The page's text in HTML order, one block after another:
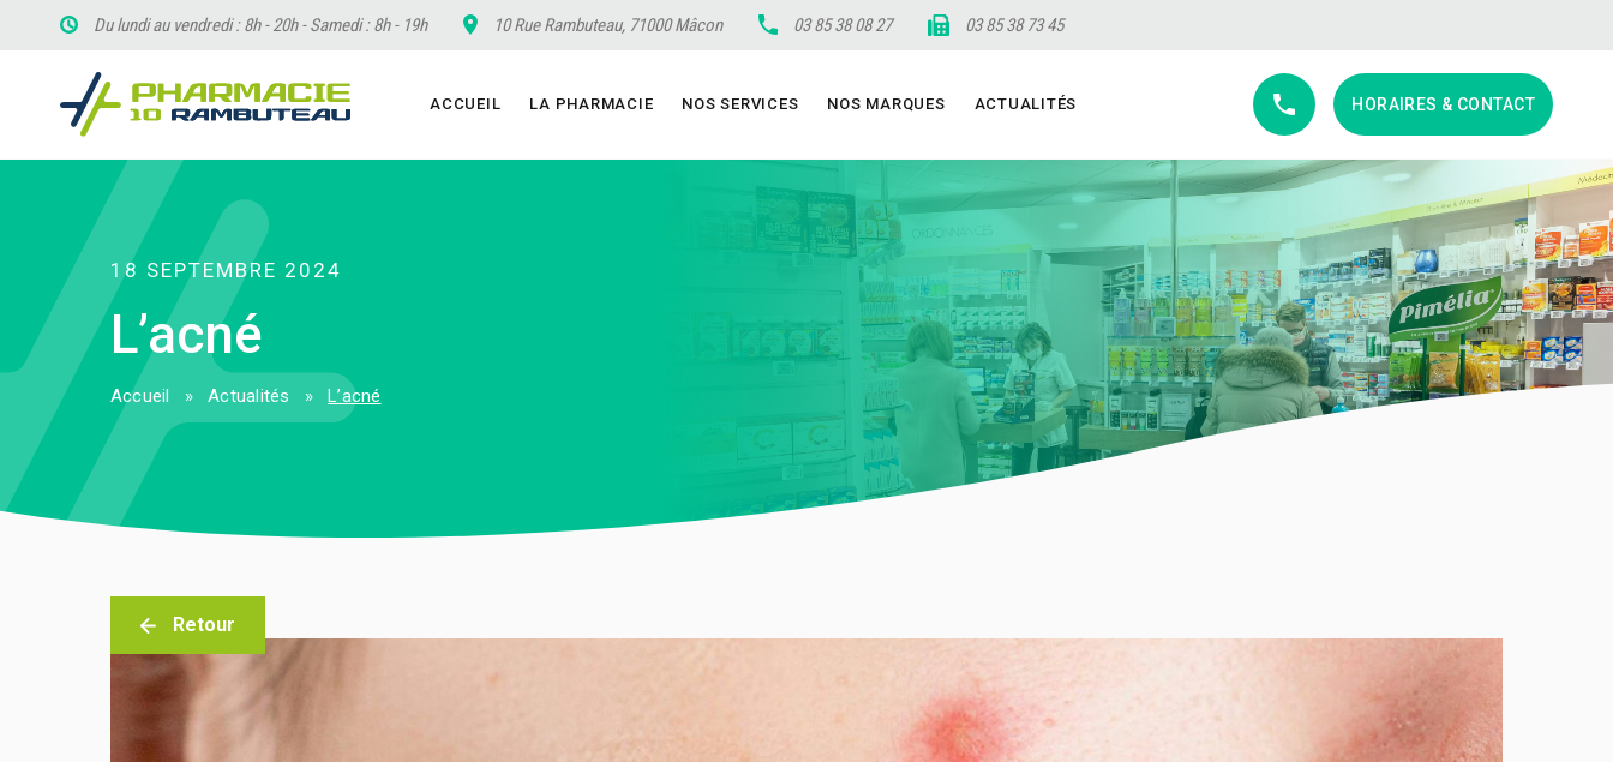
Du lundi au vendredi : 8h - 20h - Samedi : 8h - 19h 10 Rue Rambuteau, 71000 Mâcon 03 85 38 08 27 03 85 38 73 45
ACCUEIL LA PHARMACIE NOS SERVICES NOS MARQUES ACTUALITÉS HORAIRES & CONTACT
18 SEPTEMBRE 2024
L’acné
Accueil » Actualités » L’acné
Retour